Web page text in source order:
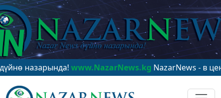
www.NazarNews.kgNazarNews - в центре